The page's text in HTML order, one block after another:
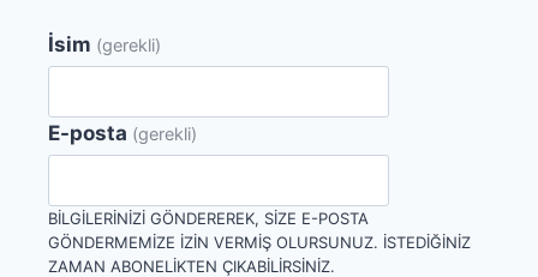
İsim (gerekli)
E-posta (gerekli)
BILGILERINIZI GÖNDEREREK, SIZE E-POSTA
GÖNDERMEMIZE IZIN VERMIŞ OLURSUNUZ. İSTEDIĞINIZ
ZAMAN ABONELIKTEN ÇIKABILIRSINIZ.